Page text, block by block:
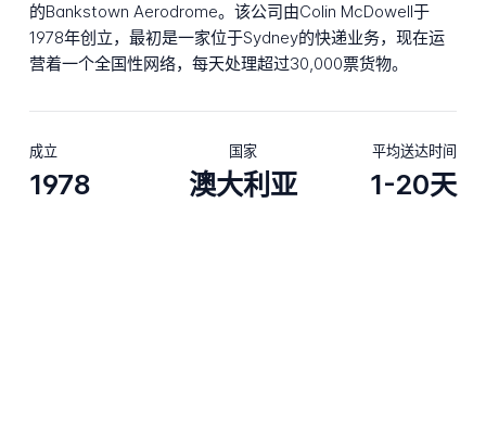
的Bankstown Aerodrome。该公司由Colin McDowell于
1978年创立，最初是一家位于Sydney的快递业务，现在运
营着一个全国性网络，每天处理超过30,000票货物。
成立
1978
国家
澳大利亚
平均送达时间
1-20天